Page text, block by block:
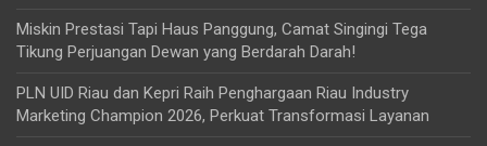
Miskin Prestasi Tapi Haus Panggung, Camat Singingi Tega
Tikung Perjuangan Dewan yang Berdarah Darah!
PLN UID Riau dan Kepri Raih Penghargaan Riau Industry
Marketing Champion 2026, Perkuat Transformasi Layanan